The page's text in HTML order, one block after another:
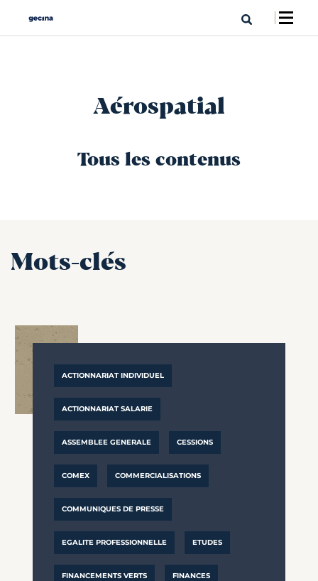
Aérospatial
Tous les contenus
Mots-clés
ACTIONNARIAT INDIVIDUEL
ACTIONNARIAT SALARIE
ASSEMBLEE GENERALE CESSIONS
COMEX COMMERCIALISATIONS
COMMUNIQUES DE PRESSE
EGALITE PROFESSIONNELLE ETUDES
FINANCEMENTS VERTS FINANCES